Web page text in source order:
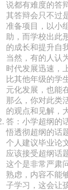
说都有难度的答
其答辩会只不过
准备项目，以小
助，而学校出此
的成长和提升自
当然，有的人认
时代发展迅速，
比其他年级的学
元化发展，也能
那么，你对此类
的观点和见解，
答：小学超纲的
悟透彻超纲的话
个人建议毕业论
应该接受超纲话
这个是非常严肃
熟虑，内容不能
子学习，这会让